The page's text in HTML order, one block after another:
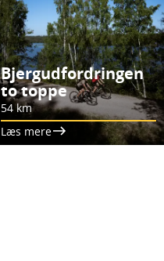
Bjergudfordringen
to toppe
54 km
Læs mere